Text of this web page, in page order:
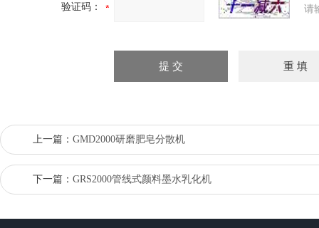
验证码： 请
上一篇： GMD2000研磨肥皂分散机
下一篇： GRS2000管线式颜料墨水乳化机